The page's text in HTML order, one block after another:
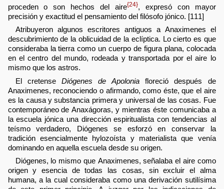
proceden o son hechos del aire{24}, expresó con mayor
precisión y exactitud el pensamiento del filósofo jónico. [111]
Atribuyeron algunos escritores antiguos a Anaximenes el
descubrimiento de la oblicuidad de la eclíptica. Lo cierto es que
consideraba la tierra como un cuerpo de figura plana, colocada
en el centro del mundo, rodeada y transportada por el aire lo
mismo que los astros.
El cretense Diógenes de Apoloniafloreció después de
Anaximenes, reconociendo o afirmando, como éste, que el aire
es la causa y substancia primera y universal de las cosas. Fue
contemporáneo de Anaxágoras, y mientras éste comunicaba a
la escuela jónica una dirección espiritualista con tendencias al
teísmo verdadero, Diógenes se esforzó en conservar la
tradición esencialmente hylozoísta y materialista que venía
dominando en aquella escuela desde su origen.
Diógenes, lo mismo que Anaximenes, señalaba el aire como
origen y esencia de todas las cosas, sin excluir el alma
humana, a la cual consideraba como una derivación sutilísima